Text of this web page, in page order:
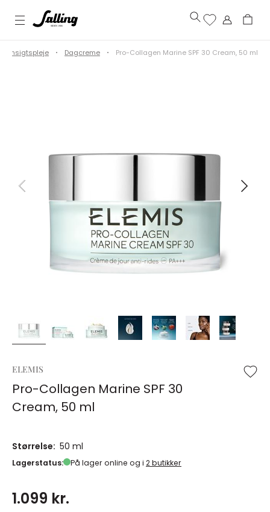
Ansigtspleje Dagcreme Pro-Collagen Marine SPF 30 Cream, 50 ml
ELEMIS
Pro-Collagen Marine SPF 30
Cream, 50 ml
Størrelse: 50 ml
Lagerstatus: På lager online og i 2 butikker
1.099 kr.